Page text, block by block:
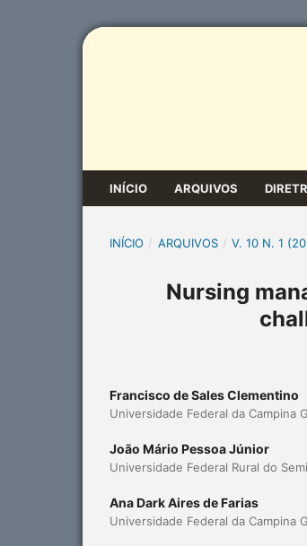
INÍCIO ARQUIVOS
INÍCIO / ARQUIVOS / V. 10 N. 1
Nursing
Francisco de Sales Clementino
Universidade Federal da Campina
João Mário Pessoa Júnior
Universidade Federal Rural do
Ana Dark Aires de Farias
Universidade Federal da Campina